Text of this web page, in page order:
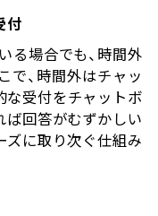
付
る場合でも、時間外
で、時間外はチャッ
な受付をチャットボ
ば回答がむずかしい
ズに取り次ぐ仕組み